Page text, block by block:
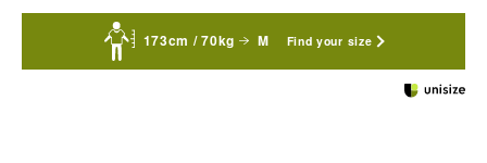
173cm / 70kg M Find your size